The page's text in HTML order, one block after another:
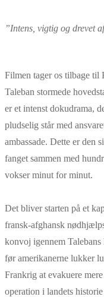
”Intens, vigtig og drevet
Filmen tager os tilbage til
Taleban stormede
er et intenst dokudrama,
pludselig står med
ambassade. Dette er den
fanget sammen med
vokser minut for minut.
Det bliver starten på et
fransk‑afghansk
konvoj igennem
før amerikanerne lukker
Frankrig at evakuere
operation i landets